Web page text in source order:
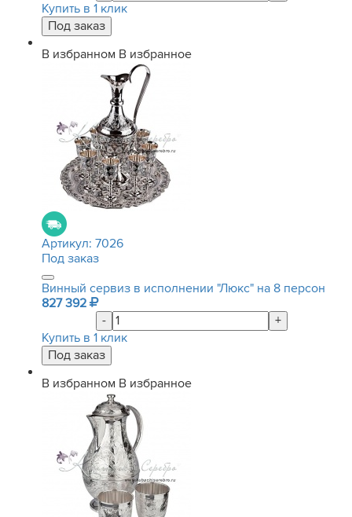
Купить в 1 клик
В избранном В избранное
Артикул: 7026
Под заказ
Винный сервиз в исполнении "Люкс" на 8 персон
827 392
-
+
Купить в 1 клик
В избранном В избранное